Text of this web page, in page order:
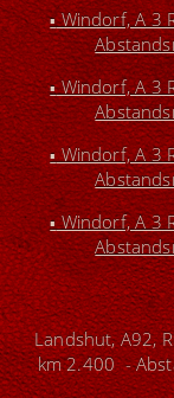
▪Windorf, A 3
▪Windorf, A 3
▪Windorf, A 3
▪Windorf, A 3
Landshut, A92,
km 2.400 -